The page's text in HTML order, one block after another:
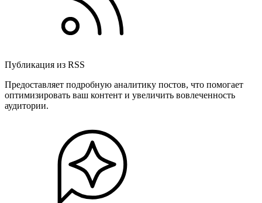
Публикация из RSS
Предоставляет подробную аналитику постов, что помогает
оптимизировать ваш контент и увеличить вовлеченность
аудитории.